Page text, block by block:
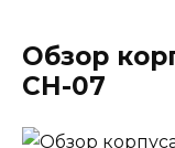
Обзор
CH-07